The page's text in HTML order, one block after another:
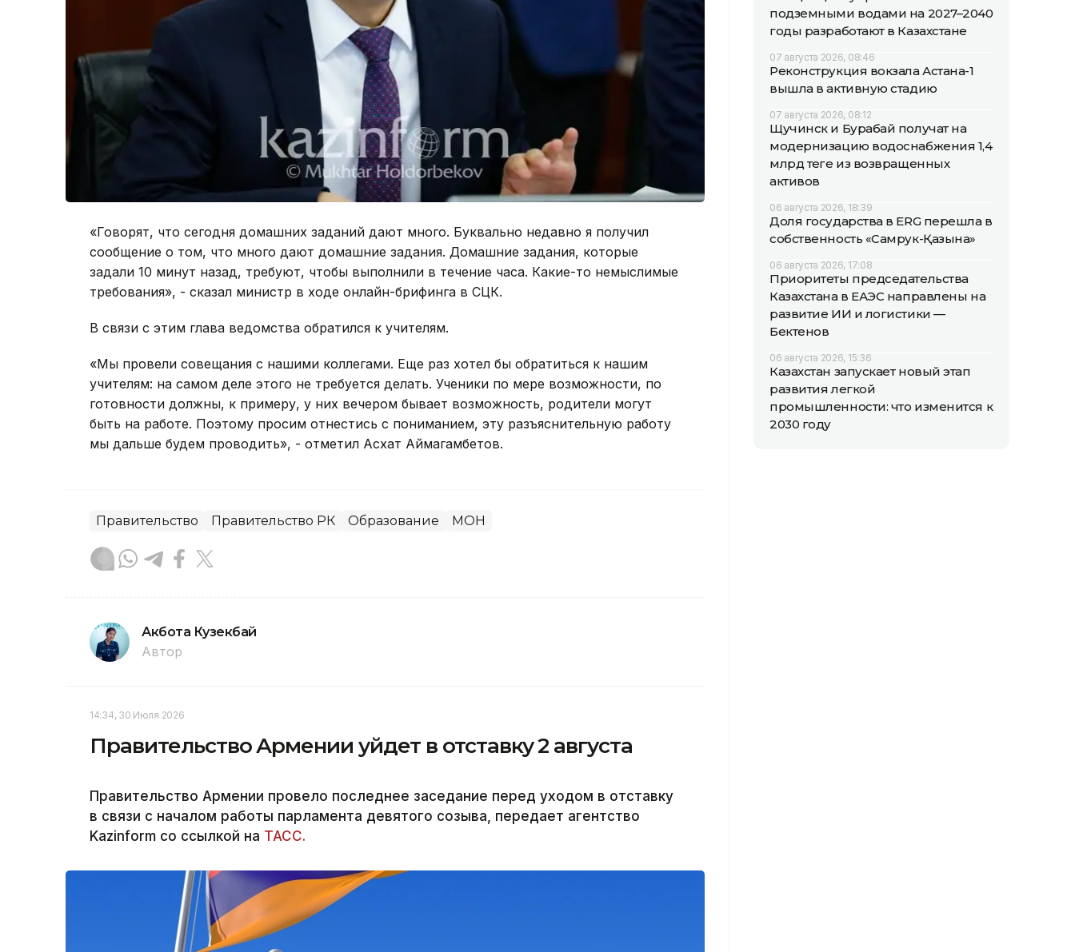
«Говорят, что сегодня домашних заданий дают много. Буквально недавно я получил
сообщение о том, что много дают домашние задания. Домашние задания, которые
задали 10 минут назад, требуют, чтобы выполнили в течение часа. Какие-то немыслимые
требования», - сказал министр в ходе онлайн-брифинга в СЦК.
В связи с этим глава ведомства обратился к учителям.
«Мы провели совещания с нашими коллегами. Еще раз хотел бы обратиться к нашим
учителям: на самом деле этого не требуется делать. Ученики по мере возможности, по
готовности должны, к примеру, у них вечером бывает возможность, родители могут
быть на работе. Поэтому просим отнестись с пониманием, эту разъяснительную работу
мы дальше будем проводить», - отметил Асхат Аймагамбетов.
Правительство Правительство РК Образование МОН
Акбота Кузекбай
Автор
14:34, 30 Июля 2026
Правительство Армении уйдет в отставку 2 августа
Правительство Армении провело последнее заседание перед уходом в отставку
в связи с началом работы парламента девятого созыва, передает агентство
Kazinform со ссылкой на ТАСС.
подземными водами на 2027–2040
годы разработают в Казахстане
07 августа 2026, 08:46
Реконструкция вокзала Астана-1
вышла в активную стадию
07 августа 2026, 08:12
Щучинск и Бурабай получат на
модернизацию водоснабжения 1,4
млрд теңге из возвращенных
активов
06 августа 2026, 18:39
Доля государства в ERG перешла в
собственность «Самрук-Қазына»
06 августа 2026, 17:08
Приоритеты председательства
Казахстана в ЕАЭС направлены на
развитие ИИ и логистики —
Бектенов
06 августа 2026, 15:36
Казахстан запускает новый этап
развития легкой
промышленности: что изменится к
2030 году